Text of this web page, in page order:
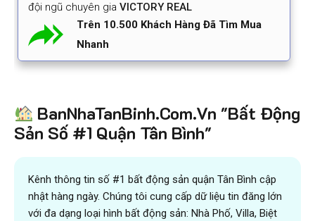
đội ngũ chuyên gia VICTORY REAL
Trên 10.500 Khách Hàng Đã Tìm Mua
Nhanh
BanNhaTanBinh.Com.Vn "Bất Động
Sản Số #1 Quận Tân Bình"
Kênh thông tin số #1 bất động sản quận Tân Bình cập
nhật hàng ngày. Chúng tôi cung cấp dữ liệu tin đăng lớn
với đa dạng loại hình bất động sản: Nhà Phố, Villa, Biệt